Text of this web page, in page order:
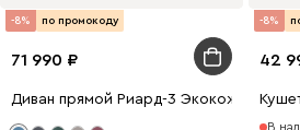
-8% по промокоду
71 990
Диван прямой Риард-3 Экокожа
-8%
42
В